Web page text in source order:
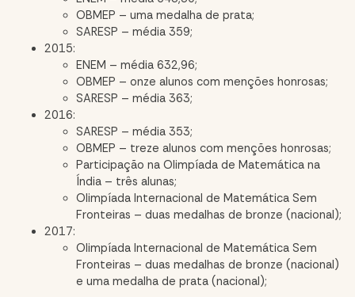
OBMEP – uma medalha de prata;
SARESP – média 359;
2015:
ENEM – média 632,96;
OBMEP – onze alunos com menções honrosas;
SARESP – média 363;
2016:
SARESP – média 353;
OBMEP – treze alunos com menções honrosas;
Participação na Olimpíada de Matemática na
Índia – três alunas;
Olimpíada Internacional de Matemática Sem
Fronteiras – duas medalhas de bronze (nacional);
2017:
Olimpíada Internacional de Matemática Sem
Fronteiras – duas medalhas de bronze (nacional)
e uma medalha de prata (nacional);